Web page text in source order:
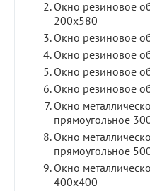
Окно резиновое
200х580
Окно резиновое
Окно резиновое
Окно резиновое
Окно резиновое
Окно
прямоугольное
Окно
прямоугольное
Окно
400х400